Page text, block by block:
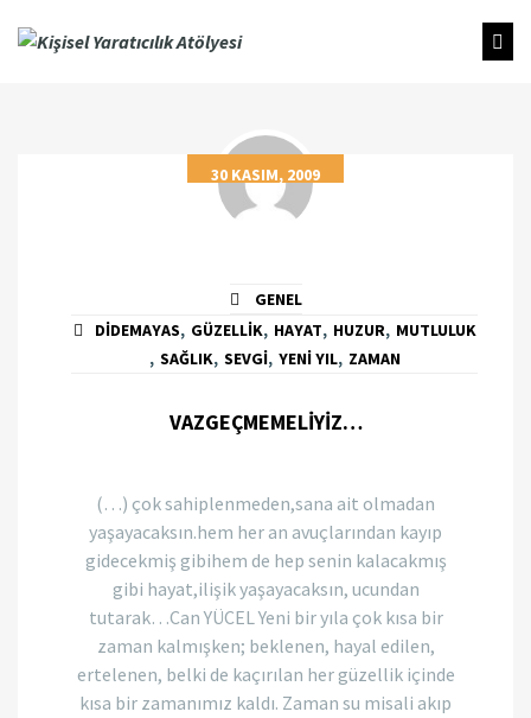
30 KASIM, 2009
GENEL
DIDEMAYAS, GÜZELLIK, HAYAT, HUZUR, MUTLULUK
, SAĞLIK, SEVGI, YENI YIL, ZAMAN
VAZGEÇMEMELİYİZ…
(…) çok sahiplenmeden,sana ait olmadan
yaşayacaksın.hem her an avuçlarından kayıp
gidecekmiş gibihem de hep senin kalacakmış
gibi hayat,ilişik yaşayacaksın, ucundan
tutarak…Can YÜCEL Yeni bir yıla çok kısa bir
zaman kalmışken; beklenen, hayal edilen,
ertelenen, belki de kaçırılan her güzellik içinde
kısa bir zamanımız kaldı. Zaman su misali akıp